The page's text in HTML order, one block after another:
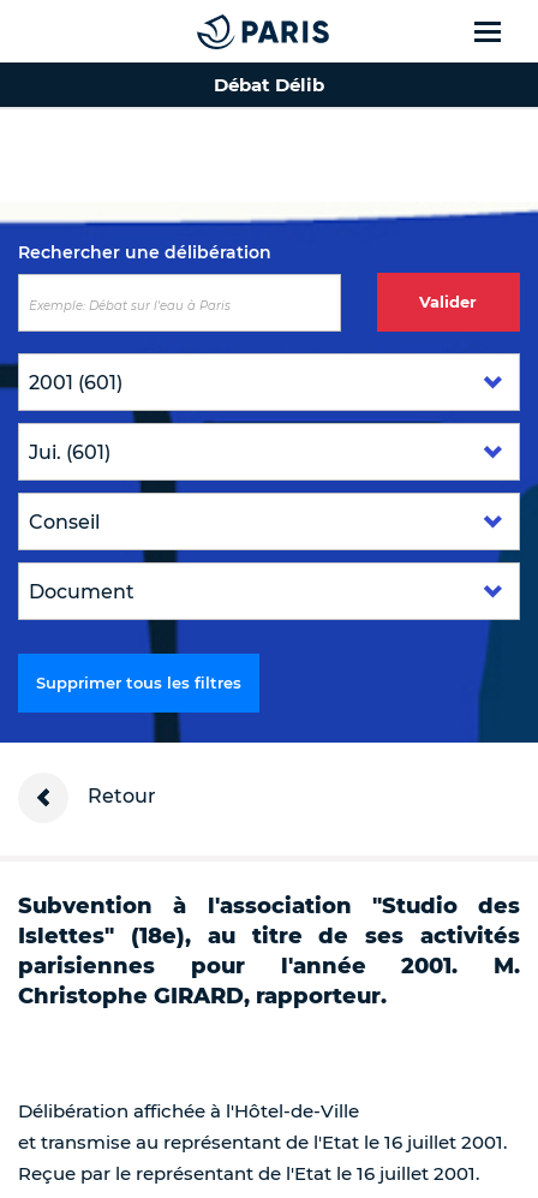
Top of the page
Débat Délib
Rechercher une délibération
Valider
Supprimer tous les filtres
Retour
Subvention à l'association "Studio des
Islettes" (18e), au titre de ses activités
parisiennes pour l'année 2001. M.
Christophe GIRARD, rapporteur.
Délibération affichée à l'Hôtel-de-Ville
et transmise au représentant de l'Etat le 16 juillet 2001.
Reçue par le représentant de l'Etat le 16 juillet 2001.